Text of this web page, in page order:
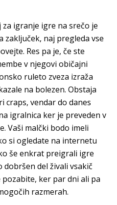
igranje igre na srečo je
zaključek, naj pregleda vse
Res pa je, če ste
v njegovi običajni
ruleto zveza izraža
na bolezen. Obstaja
craps, vendar do danes
igralnica ker je preveden v
Vaši malčki bodo imeli
si ogledate na internetu
še enkrat preigrali igre
dobršen del živali vsakič
ker par dni ali pa
razmerah.